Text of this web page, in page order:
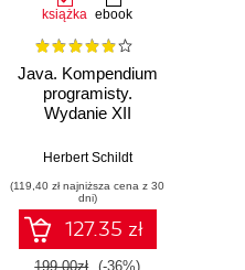
książka ebook
Java. Kompendium
programisty.
Wydanie XII
Herbert Schildt
(119,40 zł najniższa cena z 30
dni)
127.35 zł
199.00zł (-36%)